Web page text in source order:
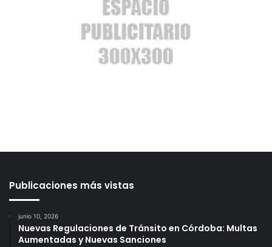
Publicaciones más vistas
junio 10, 2026
Nuevas Regulaciones de Tránsito en Córdoba: Multas
Aumentadas y Nuevas Sanciones